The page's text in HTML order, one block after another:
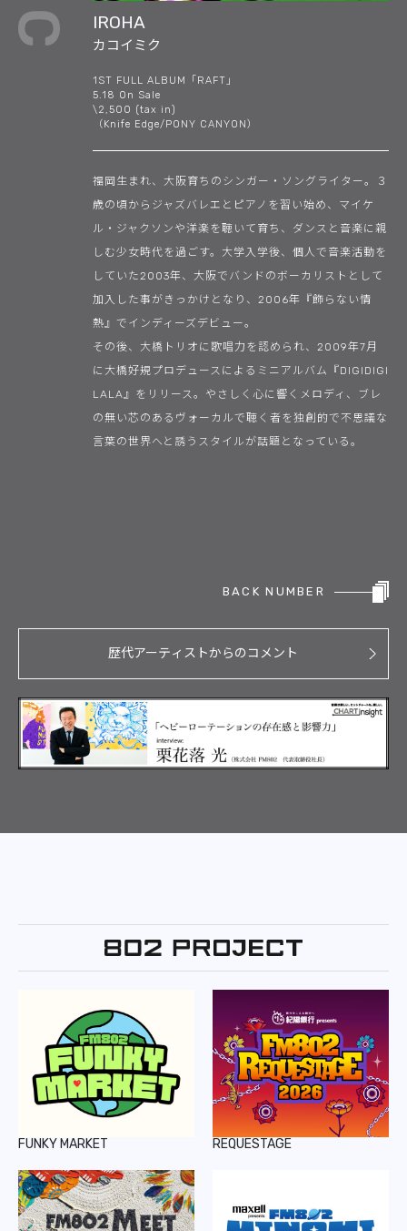
IROHA
カコイミク
1ST FULL ALBUM「RAFT」
5.18 On Sale
\2,500 (tax in)
（Knife Edge/PONY CANYON）
福岡生まれ、大阪育ちのシンガー・ソングライター。３
歳の頃からジャズバレエとピアノを習い始め、マイケ
ル・ジャクソンや洋楽を聴いて育ち、ダンスと音楽に親
しむ少女時代を過ごす。大学入学後、個人で音楽活動を
していた2003年、大阪でバンドのボーカリストとして
加入した事がきっかけとなり、2006年『飾らない情
熱』でインディーズデビュー。
その後、大橋トリオに歌唱力を認められ、2009年7月
に大橋好規プロデュースによるミニアルバム『DIGIDIGI
LALA』をリリース。やさしく心に響くメロディ、ブレ
の無い芯のあるヴォーカルで聴く者を独創的で不思議な
言葉の世界へと誘うスタイルが話題となっている。
BACK NUMBER
歴代アーティストからのコメント
FUNKY MARKET REQUESTAGE